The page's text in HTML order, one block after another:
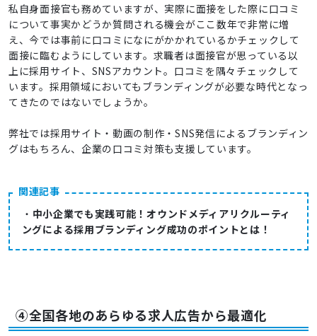
私自身面接官も務めていますが、実際に面接をした際に口コミ
について事実かどうか質問される機会がここ数年で非常に増
え、今では事前に口コミになにがかかれているかチェックして
面接に臨むようにしています。求職者は面接官が思っている以
上に採用サイト、SNSアカウント。口コミを隅々チェックして
います。採用領域においてもブランディングが必要な時代となっ
てきたのではないでしょうか。
弊社では採用サイト・動画の制作・SNS発信によるブランディン
グはもちろん、企業の口コミ対策も支援しています。
関連記事
・ 中小企業でも実践可能！オウンドメディアリクルーティ
ングによる採用ブランディング成功のポイントとは！
④全国各地のあらゆる求人広告から最適化